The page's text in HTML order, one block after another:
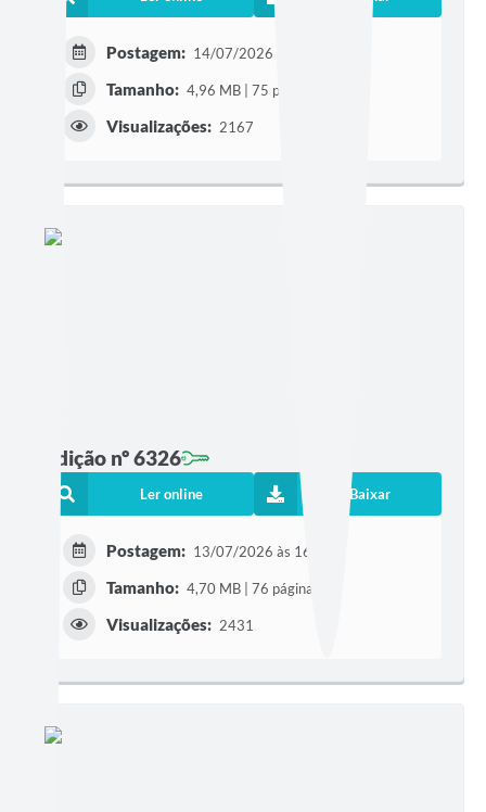
Postagem: 14/07/2026 às 16h54
Tamanho: 4,96 MB | 75 páginas
Visualizações: 2167
Edição nº 6326
Ler online Baixar
Postagem: 13/07/2026 às 16h33
Tamanho: 4,70 MB | 76 páginas
Visualizações: 2431